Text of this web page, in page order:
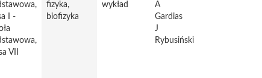
I -
VII
fizyka,
biofizyka
wykład
A
Gardias
J
Rybusiński